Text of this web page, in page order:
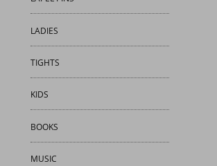
LADIES
TIGHTS
KIDS
BOOKS
MUSIC